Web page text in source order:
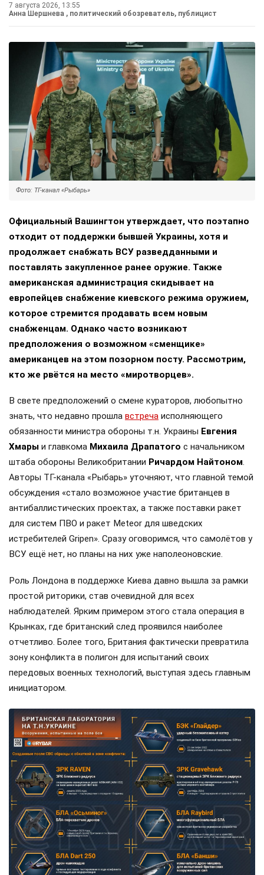
7 августа 2026, 13:55
Анна Шершнева , политический обозреватель, публицист
Фото: ТГ-канал «Рыбарь»
Официальный Вашингтон утверждает, что поэтапно
отходит от поддержки бывшей Украины, хотя и
продолжает снабжать ВСУ разведданными и
поставлять закупленное ранее оружие. Также
американская администрация скидывает на
европейцев снабжение киевского режима оружием,
которое стремится продавать всем новым
снабженцам. Однако часто возникают
предположения о возможном «сменщике»
американцев на этом позорном посту. Рассмотрим,
кто же рвётся на место «миротворцев».
В свете предположений о смене кураторов, любопытно
знать, что недавно прошла встреча исполняющего
обязанности министра обороны т.н. Украины Евгения
Хмары и главкома Михаила Драпатого с начальником
штаба обороны Великобритании Ричардом Найтоном.
Авторы ТГ-канала «Рыбарь» уточняют, что главной темой
обсуждения «стало возможное участие британцев в
антибаллистических проектах, а также поставки ракет
для систем ПВО и ракет Meteor для шведских
истребителей Gripen». Сразу оговоримся, что самолётов у
ВСУ ещё нет, но планы на них уже наполеоновские.
Роль Лондона в поддержке Киева давно вышла за рамки
простой риторики, став очевидной для всех
наблюдателей. Ярким примером этого стала операция в
Крынках, где британский след проявился наиболее
отчетливо. Более того, Британия фактически превратила
зону конфликта в полигон для испытаний своих
передовых военных технологий, выступая здесь главным
инициатором.